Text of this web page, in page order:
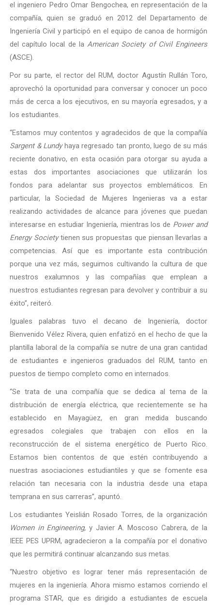
el ingeniero Pedro Omar Bengochea, en representación de la
compañía, quien se graduó en 2012 del Departamento de
Ingeniería Civil y participó en el equipo de canoa de hormigón
del capítulo local de laAmerican Society of Civil Engineers
(ASCE).
Por su parte, el rector del RUM, doctor Agustín Rullán Toro,
aprovechó la oportunidad para conversar y conocer un poco
más de cerca a los ejecutivos, en su mayoría egresados, y a
los estudiantes.
“Estamos muy contentos y agradecidos de que la compañía
Sargent & Lundyhaya regresado tan pronto, luego de su más
reciente donativo, en esta ocasión para otorgar su ayuda a
estas dos importantes asociaciones que utilizarán los
fondos para adelantar sus proyectos emblemáticos. En
particular, la Sociedad de Mujeres Ingenieras va a estar
realizando actividades de alcance para jóvenes que puedan
interesarse en estudiar Ingeniería, mientras los de Power and
Energy Societytienen sus propuestas que piensan llevarlas a
competencias. Así que es importante esta contribución
porque una vez más, seguimos cultivando la cultura de que
nuestros exalumnos y las compañías que emplean a
nuestros estudiantes regresan para devolver y contribuir a su
éxito”, reiteró.
Iguales palabras tuvo el decano de Ingeniería, doctor
Bienvenido Vélez Rivera, quien enfatizó en el hecho de que la
plantilla laboral de la compañía se nutre de una gran cantidad
de estudiantes e ingenieros graduados del RUM, tanto en
puestos de tiempo completo como en internados.
“Se trata de una compañía que se dedica al tema de la
distribución de energía eléctrica, que recientemente se ha
establecido en Mayagüez, en gran medida buscando
egresados colegiales que trabajen con ellos en la
reconstrucción de el sistema energético de Puerto Rico.
Estamos bien contentos de que estén contribuyendo a
nuestras asociaciones estudiantiles y que se fomente esa
relación tan necesaria con la industria desde una etapa
temprana en sus carreras”, apuntó.
Los estudiantes Yeislián Rosado Torres, de la organización
Women in Engineering, y Javier A. Moscoso Cabrera, de la
IEEE PES UPRM, agradecieron a la compañía por el donativo
que les permitirá continuar alcanzando sus metas.
“Nuestro objetivo es lograr tener más representación de
mujeres en la ingeniería. Ahora mismo estamos corriendo el
programa STAR, que es dirigido a estudiantes de escuela